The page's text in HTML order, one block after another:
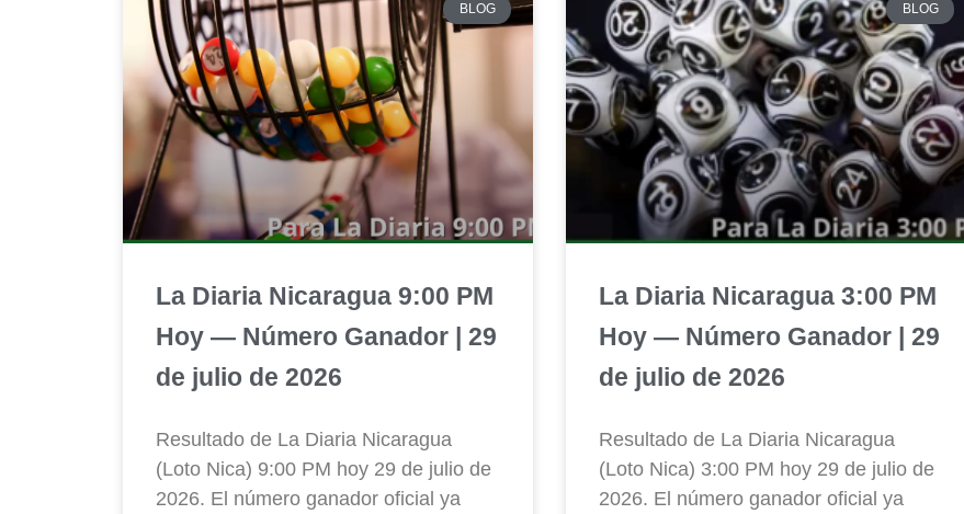
BLOG
La Diaria Nicaragua 9:00 PM
Hoy — Número Ganador | 29
de julio de 2026
Resultado de La Diaria Nicaragua
(Loto Nica) 9:00 PM hoy 29 de julio de
2026. El número ganador oficial ya
BLOG
La Diaria Nicaragua 3:00 PM
Hoy — Número Ganador | 29
de julio de 2026
Resultado de La Diaria Nicaragua
(Loto Nica) 3:00 PM hoy 29 de julio de
2026. El número ganador oficial ya